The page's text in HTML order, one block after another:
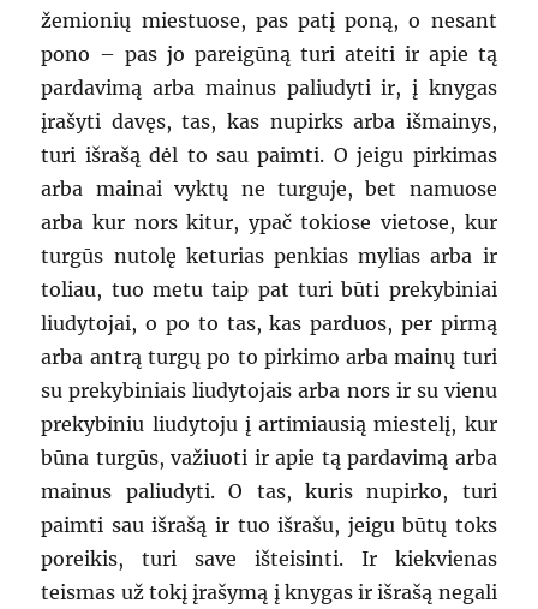
žemionių miestuose, pas patį poną, o nesant
pono – pas jo pareigūną turi ateiti ir apie tą
pardavimą arba mainus paliudyti ir, į knygas
įrašyti davęs, tas, kas nupirks arba išmainys,
turi išrašą dėl to sau paimti. O jeigu pirkimas
arba mainai vyktų ne turguje, bet namuose
arba kur nors kitur, ypač tokiose vietose, kur
turgūs nutolę keturias penkias mylias arba ir
toliau, tuo metu taip pat turi būti prekybiniai
liudytojai, o po to tas, kas parduos, per pirmą
arba antrą turgų po to pirkimo arba mainų turi
su prekybiniais liudytojais arba nors ir su vienu
prekybiniu liudytoju į artimiausią miestelį, kur
būna turgūs, važiuoti ir apie tą pardavimą arba
mainus paliudyti. O tas, kuris nupirko, turi
paimti sau išrašą ir tuo išrašu, jeigu būtų toks
poreikis, turi save išteisinti. Ir kiekvienas
teismas už tokį įrašymą į knygas ir išrašą negali